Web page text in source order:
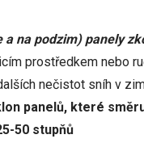
a na podzim) panely
prostředkem nebo
nečistot sníh v
panelů, které
50 stupňů